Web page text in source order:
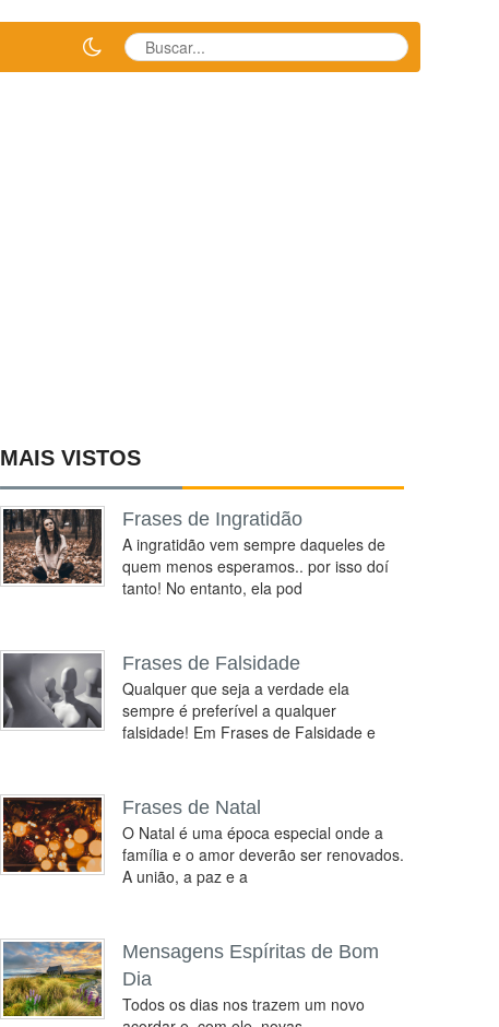
MAIS VISTOS
Frases de Ingratidão
A ingratidão vem sempre daqueles de
quem menos esperamos.. por isso doí
tanto! No entanto, ela pod
Frases de Falsidade
Qualquer que seja a verdade ela
sempre é preferível a qualquer
falsidade! Em Frases de Falsidade e
Frases de Natal
O Natal é uma época especial onde a
família e o amor deverão ser renovados.
A união, a paz e a
Mensagens Espíritas de Bom
Dia
Todos os dias nos trazem um novo